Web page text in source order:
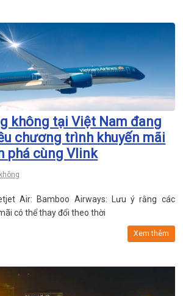
không tại Việt Nam đang
chương trình khuyến mãi
phá cùng Vlink
Air: Bamboo Airways: Lưu ý rằng các
có thể thay đổi theo thời
Xem thêm